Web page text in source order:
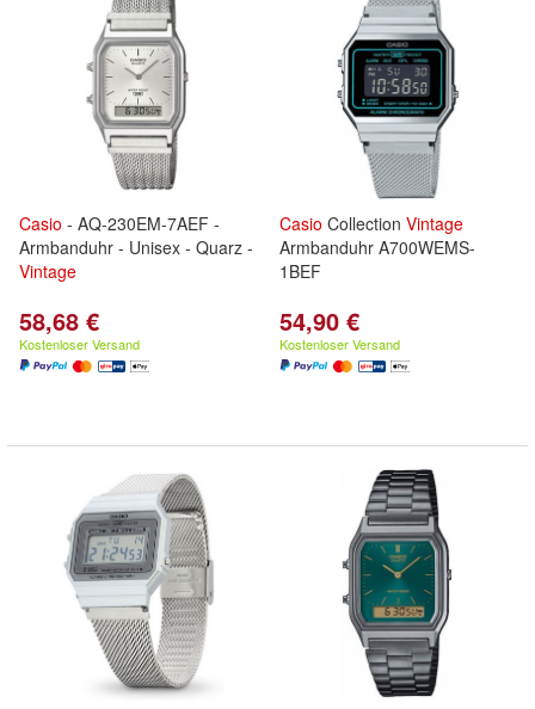
Casio - AQ-230EM-7AEF -
Armbanduhr - Unisex - Quarz -
Vintage
58,68 €
Kostenloser Versand
Casio Collection Vintage
Armbanduhr A700WEMS-
1BEF
54,90 €
Kostenloser Versand